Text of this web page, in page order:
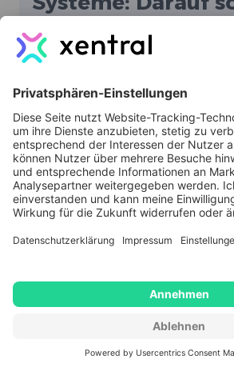
du achten
Umfassende Tools für
Rechnungsstellung und
Finanzberichterstattung
Materialwirtschaft und -
Effiziente Verwaltung von
Bestellungen und
Integration von
eine reibungslose
Vertrieb und CRM: